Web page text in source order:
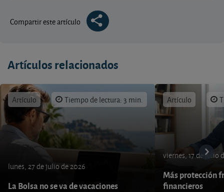
Compartir este artículo
Artículos relacionados
Artículo Tiempo de lectura: 3 min.
lunes, 27 de julio de 2026
La Bolsa no se va de vacaciones
Artículo
viernes, 17 de julio
Más protección
financieros